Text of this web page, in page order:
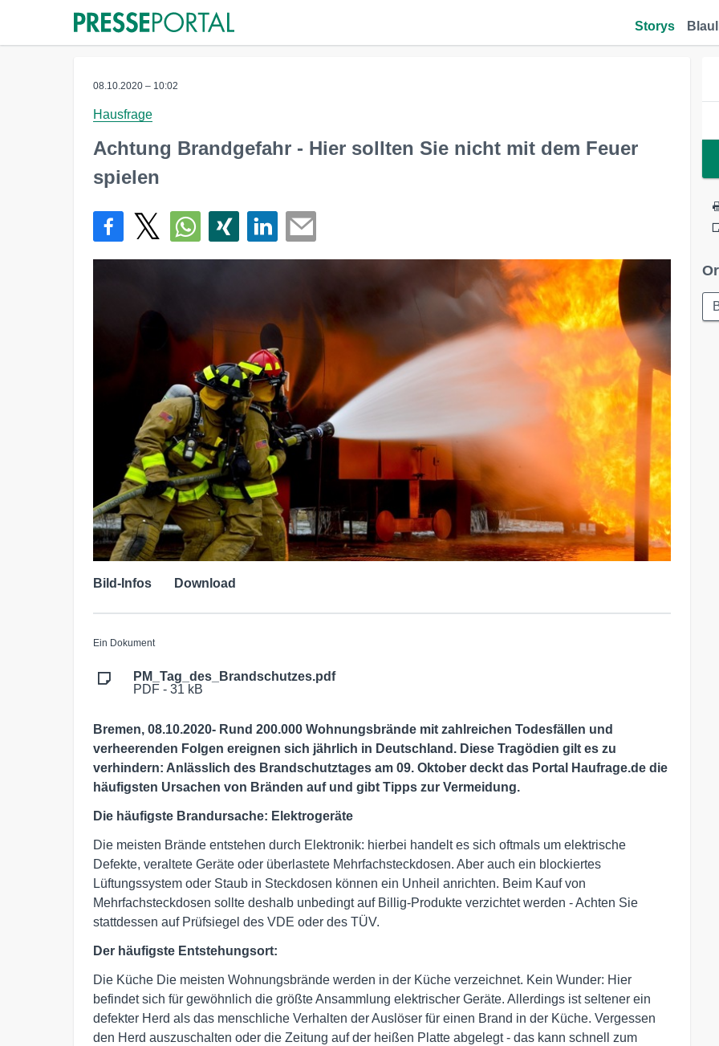
Storys
08.10.2020 – 10:02
Hausfrage
Achtung Brandgefahr - Hier sollten Sie nicht mit dem Feuer
spielen
Bild-Infos Download
Ein Dokument
PM_Tag_des_Brandschutzes.pdf
PDF - 31 kB
Bremen, 08.10.2020- Rund 200.000 Wohnungsbrände mit zahlreichen Todesfällen und
verheerenden Folgen ereignen sich jährlich in Deutschland. Diese Tragödien gilt es zu
verhindern: Anlässlich des Brandschutztages am 09. Oktober deckt das Portal Haufrage.de die
häufigsten Ursachen von Bränden auf und gibt Tipps zur Vermeidung.
Die häufigste Brandursache: Elektrogeräte
Die meisten Brände entstehen durch Elektronik: hierbei handelt es sich oftmals um elektrische
Defekte, veraltete Geräte oder überlastete Mehrfachsteckdosen. Aber auch ein blockiertes
Lüftungssystem oder Staub in Steckdosen können ein Unheil anrichten. Beim Kauf von
Mehrfachsteckdosen sollte deshalb unbedingt auf Billig-Produkte verzichtet werden - Achten Sie
stattdessen auf Prüfsiegel des VDE oder des TÜV.
Der häufigste Entstehungsort:
Die Küche Die meisten Wohnungsbrände werden in der Küche verzeichnet. Kein Wunder: Hier
befindet sich für gewöhnlich die größte Ansammlung elektrischer Geräte. Allerdings ist seltener ein
defekter Herd als das menschliche Verhalten der Auslöser für einen Brand in der Küche. Vergessen
den Herd auszuschalten oder die Zeitung auf der heißen Platte abgelegt - das kann schnell zum